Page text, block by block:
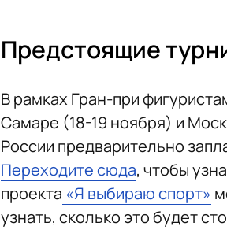
Предстоящие
В рамках Гран-при
Самаре (18-19 ноября) и
России предварительно
Переходите сюда, чтобы
проекта «Я выбираю спорт»
узнать, сколько это будет